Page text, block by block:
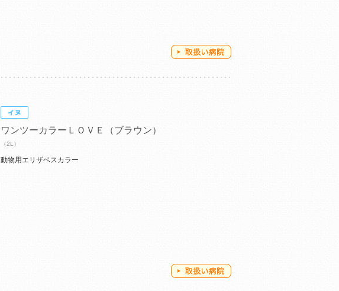
ワンツーカラーＬＯＶＥ（ブラウン）
（2L）
動物用エリザベスカラー